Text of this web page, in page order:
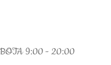
9:00 - 20:00